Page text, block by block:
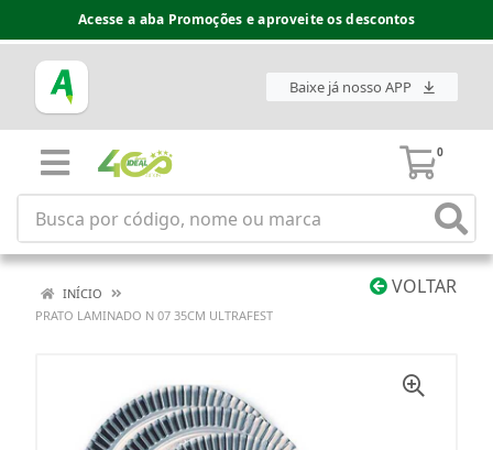
Acesse a aba Promoções e aproveite os descontos
Baixe já nosso APP
0
VOLTAR
INÍCIO
PRATO LAMINADO N 07 35CM ULTRAFEST